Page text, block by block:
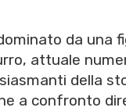
da una
attuale
della
a confronto